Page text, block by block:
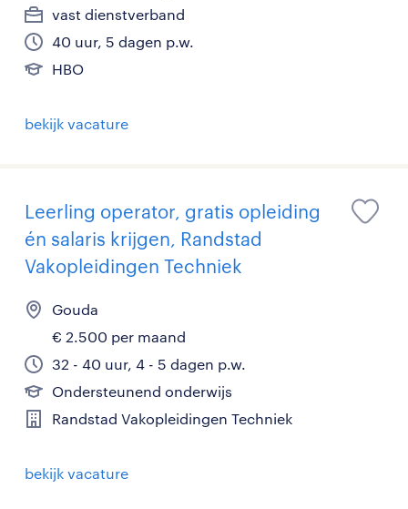
vast dienstverband
40 uur, 5 dagen p.w.
HBO
bekijk vacature
Leerling operator, gratis opleiding
én salaris krijgen, Randstad
Vakopleidingen Techniek
Gouda
€ 2.500 per maand
32 - 40 uur, 4 - 5 dagen p.w.
Ondersteunend onderwijs
Randstad Vakopleidingen Techniek
bekijk vacature